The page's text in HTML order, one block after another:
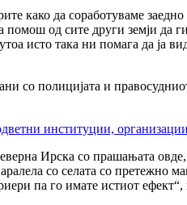
како да соработуваме
од сите други земји да
исто така ни помага да ја
со полицијата и
институции,
Ирска со прашањата
со селата со претежно
па го имате истиот ефект“,